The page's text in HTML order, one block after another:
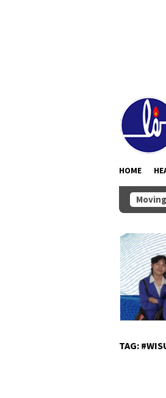
HOME
Ikuti Rakor Penguatan Integritas
TAG: